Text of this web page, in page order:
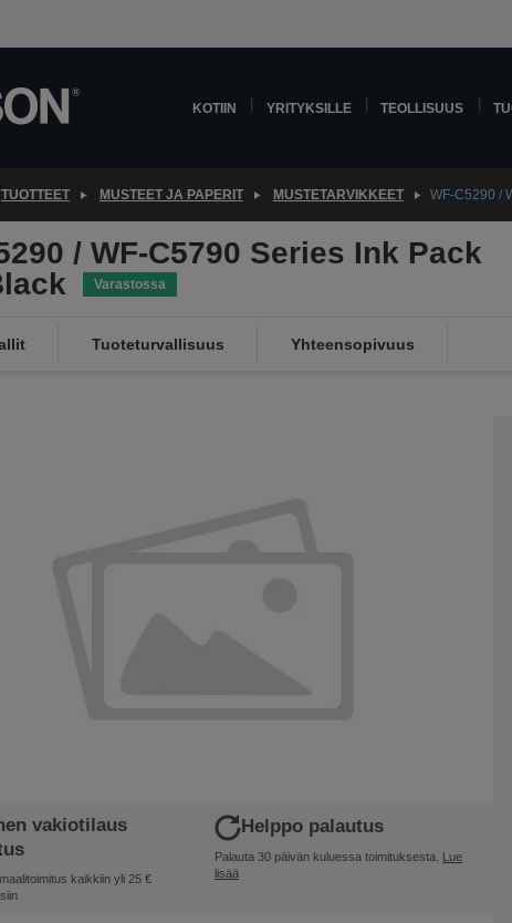
KOTIIN YRITYKSILLE TEOLLISUUS
TUOTTEET MUSTEET JA PAPERIT MUSTETARVIKKEET WF-C5290 /
/ WF-C5790 Series Ink Pack
Varastossa
Tuoteturvallisuus Yhteensopivuus
vakiotilaus
kaikkiin yli 25 €
Helppo palautus
Palauta 30 päivän kuluessa toimituksesta. Lue
lisää